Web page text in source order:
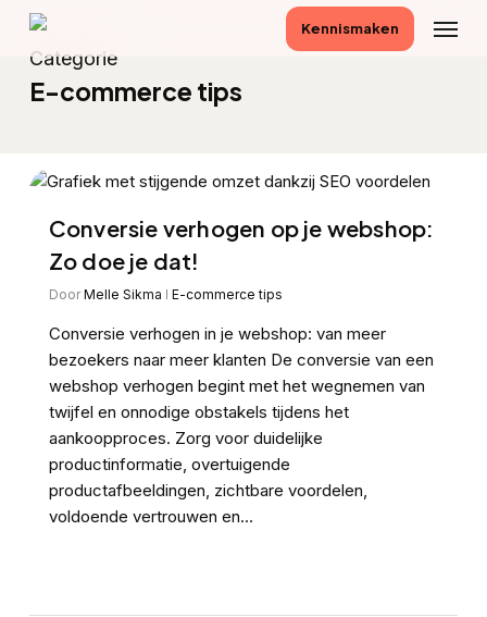
Skip
main
content
Kennismaken
Categorie
E-commerce tips
Conversie verhogen op je webshop:
Zo doe je dat!
Door Melle Sikma E-commerce tips
Conversie verhogen in je webshop: van meer
bezoekers naar meer klanten De conversie van een
webshop verhogen begint met het wegnemen van
twijfel en onnodige obstakels tijdens het
aankoopproces. Zorg voor duidelijke
productinformatie, overtuigende
productafbeeldingen, zichtbare voordelen,
voldoende vertrouwen en…